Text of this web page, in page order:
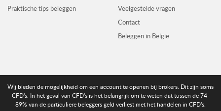
Praktische tips beleggen
Veelgestelde vragen
Contact
Beleggen in Belgie
Wij bieden de mogelijkheid om een account te openen bij brokers. Dit zijn soms
CFD's. In het geval van CFD's is het belangrijk om te weten dat tussen de 74-
89% van de particuliere beleggers geld verliest met het handelen in CFD's.